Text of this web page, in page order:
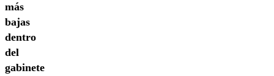
más
bajas
dentro
del
gabinete